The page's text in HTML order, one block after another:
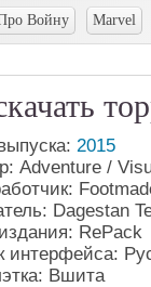
Войну Marvel
2015
Adventure /
Dagestan
RePack
интерфейса:
Вшита